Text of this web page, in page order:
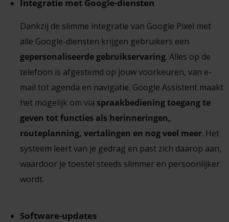
Integratie met Google-diensten
Dankzij de slimme integratie van Google Pixel met
alle Google-diensten krijgen gebruikers een
gepersonaliseerde gebruikservaring. Alles op de
telefoon is afgestemd op jouw voorkeuren, van e-
mail tot agenda en navigatie. Google Assistent maakt
het mogelijk om via spraakbediening toegang te
geven tot functies als herinneringen,
routeplanning, vertalingen en nog veel meer. Het
systeem leert van je gedrag en past zich daarop aan,
waardoor je toestel steeds slimmer en persoonlijker
wordt.
Software-updates